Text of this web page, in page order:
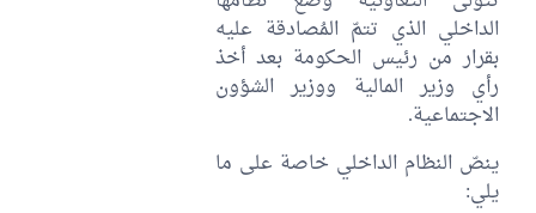
الداخلي الذي تتمّ المُصادقة عليه
بقرار من رئيس الحكومة بعد أخذ
رأي وزير المالية ووزير الشؤون
الاجتماعية.
ينصّ النظام الداخلي خاصة على ما
يلي: